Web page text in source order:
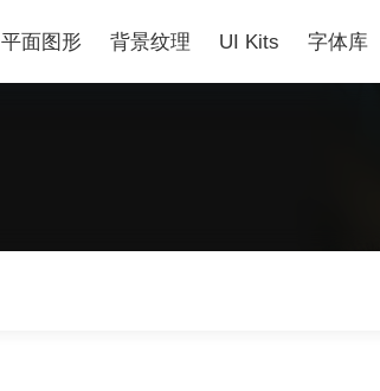
平面图形 背景纹理 UI Kits 字体库